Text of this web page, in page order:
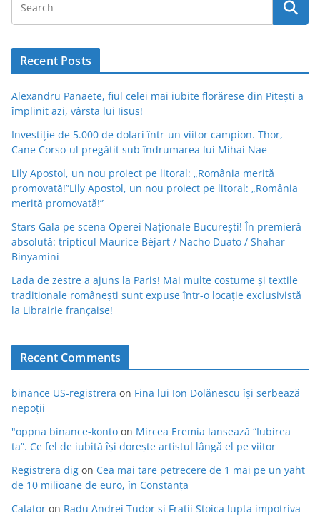
Recent Posts
Alexandru Panaete, fiul celei mai iubite florărese din Pitești a
împlinit azi, vârsta lui Iisus!
Investiție de 5.000 de dolari într-un viitor campion. Thor,
Cane Corso-ul pregătit sub îndrumarea lui Mihai Nae
Lily Apostol, un nou proiect pe litoral: „România merită
promovată!”Lily Apostol, un nou proiect pe litoral: „România
merită promovată!”
Stars Gala pe scena Operei Naționale București! În premieră
absolută: tripticul Maurice Béjart / Nacho Duato / Shahar
Binyamini
Lada de zestre a ajuns la Paris! Mai multe costume și textile
tradiționale românești sunt expuse într-o locație exclusivistă
la Librairie française!
Recent Comments
binance US-registrera on Fina lui Ion Dolănescu își serbează
nepoții
"oppna binance-konto on Mircea Eremia lansează “Iubirea
ta”. Ce fel de iubită își dorește artistul lângă el pe viitor
Registrera dig on Cea mai tare petrecere de 1 mai pe un yaht
de 10 milioane de euro, în Constanța
Calator on Radu Andrei Tudor si Fratii Stoica lupta impotriva